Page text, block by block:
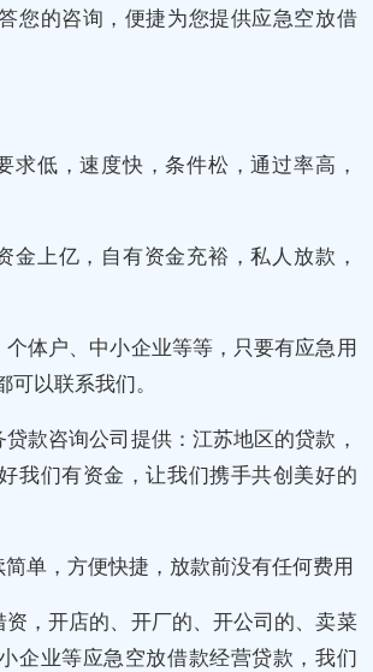
您的咨询，便捷为您提供应急空放借
求低，速度快，条件松，通过率高，
金上亿，自有资金充裕，私人放款，
体户、中小企业等等，只要有应急用
以联系我们。
款咨询公司提供：江苏地区的贷款，
我们有资金，让我们携手共创美好的
单，方便快捷，放款前没有任何费用
，开店的、开厂的、开公司的、卖菜
企业等应急空放借款经营贷款，我们